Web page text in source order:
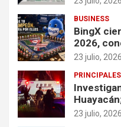
BUSINESS
BingX
2026,
través de
23 julio, 2026
PRINCIPALES
23 julio, 2026